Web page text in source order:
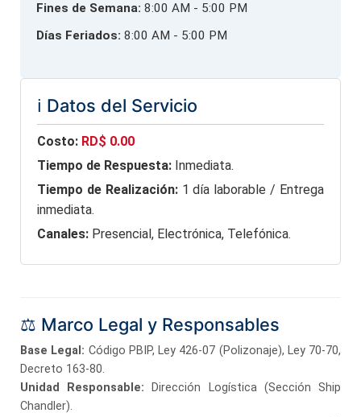
Fines de Semana: 8:00 AM - 5:00 PM
Días Feriados: 8:00 AM - 5:00 PM
ℹ️ Datos del Servicio
Costo: RD$ 0.00
Tiempo de Respuesta: Inmediata.
Tiempo de Realización:1 día laborable / Entrega
inmediata.
Canales: Presencial, Electrónica, Telefónica.
⚖️ Marco Legal y Responsables
Base Legal: Código PBIP, Ley 426-07 (Polizonaje), Ley 70-70,
Decreto 163-80.
Unidad Responsable: Dirección Logística (Sección Ship
Chandler).